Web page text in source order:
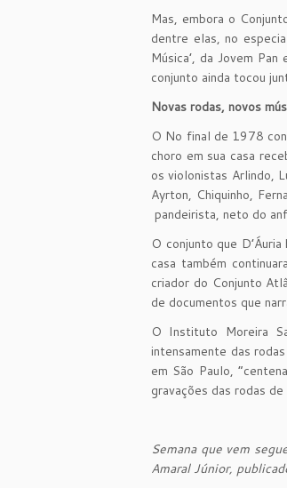
Mas, embora o
dentre elas, no
Música’, da Jovem
conjunto ainda tocou
Novas rodas, novos
O No final de 1978
choro em sua casa
os violonistas Arlindo,
Ayrton, Chiquinho,
pandeirista, neto do
O conjunto que
casa também
criador do Conjunto
de documentos que
O Instituto Moreira
intensamente das
em São Paulo,
gravações das rodas
Semana que vem
Amaral Júnior,